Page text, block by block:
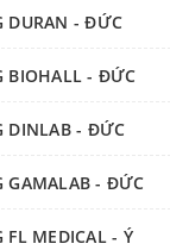
DURAN - ĐỨC
BIOHALL - ĐỨC
DINLAB - ĐỨC
GAMALAB - ĐỨC
FL MEDICAL - Ý